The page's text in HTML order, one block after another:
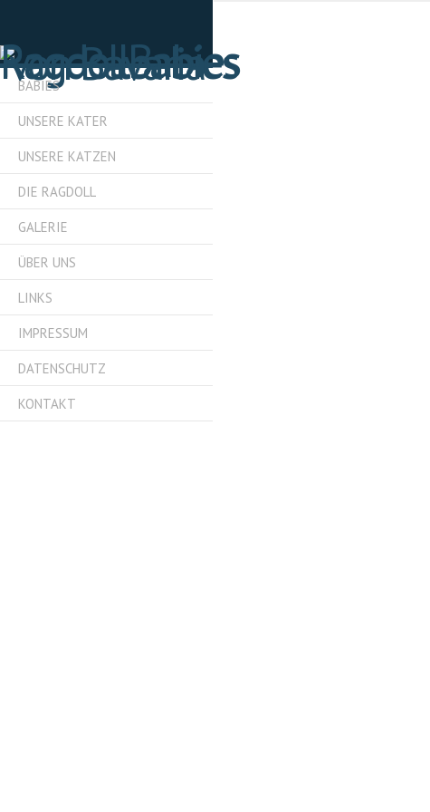
BABIES
UNSERE KATER
UNSERE KATZEN
DIE RAGDOLL
GALERIE
ÜBER UNS
LINKS
IMPRESSUM
DATENSCHUTZ
KONTAKT